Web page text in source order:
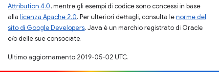
Attribution 4.0, mentre gli esempi di codice sono concessi in base
alla licenza Apache 2.0. Per ulteriori dettagli, consulta lenorme del
sito di Google Developers. Java è un marchio registrato di Oracle
e/o delle sue consociate.
Ultimo aggiornamento 2019-05-02 UTC.